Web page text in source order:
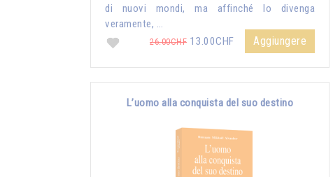
di nuovi mondi, ma affinché lo divenga
veramente, …
26.00CHF 13.00CHF Aggiungere
L’uomo alla conquista del suo destino